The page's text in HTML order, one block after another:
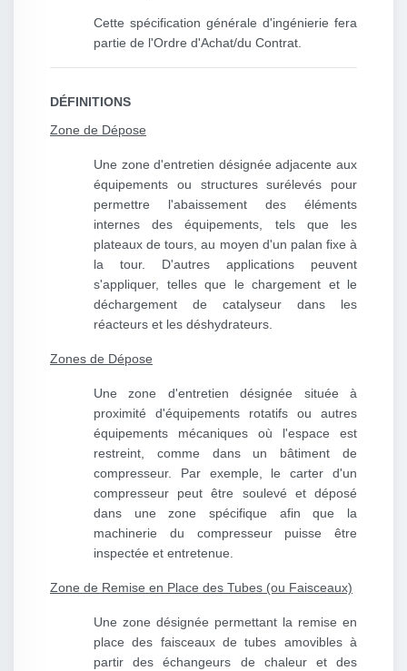
Cette spécification générale d'ingénierie fera
partie de l'Ordre d'Achat/du Contrat.
DÉFINITIONS
Zone de Dépose
Une zone d'entretien désignée adjacente aux
équipements ou structures surélevés pour
permettre l'abaissement des éléments
internes des équipements, tels que les
plateaux de tours, au moyen d'un palan fixe à
la tour. D'autres applications peuvent
s'appliquer, telles que le chargement et le
déchargement de catalyseur dans les
réacteurs et les déshydrateurs.
Zones de Dépose
Une zone d'entretien désignée située à
proximité d'équipements rotatifs ou autres
équipements mécaniques où l'espace est
restreint, comme dans un bâtiment de
compresseur. Par exemple, le carter d'un
compresseur peut être soulevé et déposé
dans une zone spécifique afin que la
machinerie du compresseur puisse être
inspectée et entretenue.
Zone de Remise en Place des Tubes (ou Faisceaux)
Une zone désignée permettant la remise en
place des faisceaux de tubes amovibles à
partir des échangeurs de chaleur et des